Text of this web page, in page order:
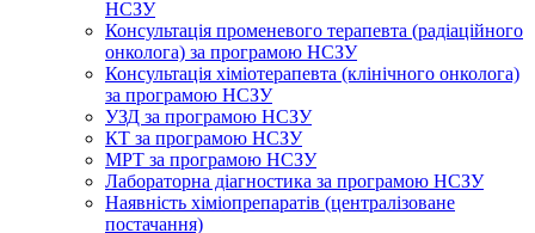
НСЗУ
Консультація променевого терапевта (радіаційного
онколога) за програмою НСЗУ
Консультація хіміотерапевта (клінічного онколога)
за програмою НСЗУ
УЗД за програмою НСЗУ
КТ за програмою НСЗУ
МРТ за програмою НСЗУ
Лабораторна діагностика за програмою НСЗУ
Наявність хіміопрепаратів (централізоване
постачання)